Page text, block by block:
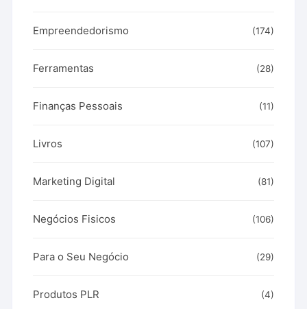
Empreendedorismo (174)
Ferramentas (28)
Finanças Pessoais (11)
Livros (107)
Marketing Digital (81)
Negócios Fisicos (106)
Para o Seu Negócio (29)
Produtos PLR (4)